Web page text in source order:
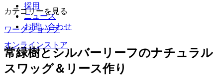
採用
ニュース
お問い合わせ
オンラインストア
カテゴリーを見る
ワークショップ
常緑樹とシルバーリーフのナチュラル
スワッグ＆リース作り